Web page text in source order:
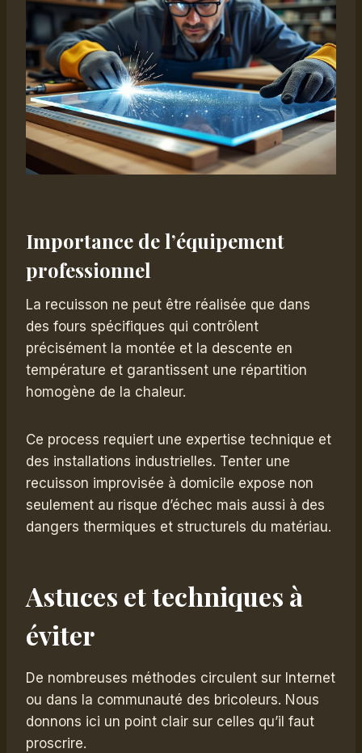
Importance de l’équipement
professionnel
La recuisson ne peut être réalisée que dans
des fours spécifiques qui contrôlent
précisément la montée et la descente en
température et garantissent une répartition
homogène de la chaleur.
Ce process requiert une expertise technique et
des installations industrielles. Tenter une
recuisson improvisée à domicile expose non
seulement au risque d’échec mais aussi à des
dangers thermiques et structurels du matériau.
Astuces et techniques à
éviter
De nombreuses méthodes circulent sur Internet
ou dans la communauté des bricoleurs. Nous
donnons ici un point clair sur celles qu’il faut
proscrire.